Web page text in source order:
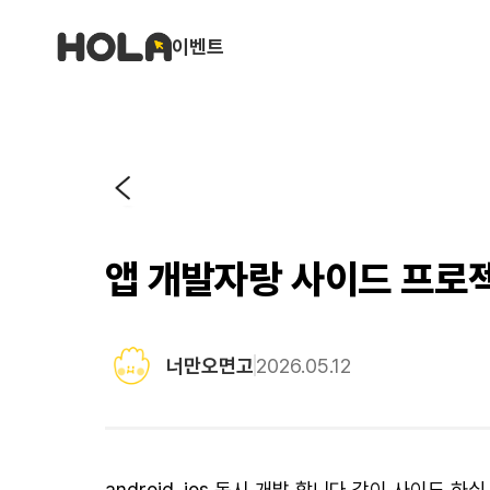
이벤트
앱 개발자랑 사이드 프로
너만오면고2026.05.12